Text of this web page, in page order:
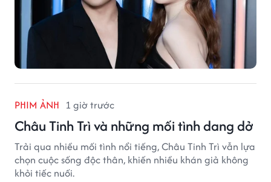
PHIM ẢNH 1 giờ trước
Châu Tinh Trì và những mối tình dang dở
Trải qua nhiều mối tình nổi tiếng, Châu Tinh Trì vẫn lựa
chọn cuộc sống độc thân, khiến nhiều khán giả không
khỏi tiếc nuối.